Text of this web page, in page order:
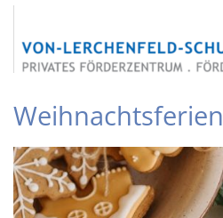
Zum Inhalt springen
Weihnachtsferien